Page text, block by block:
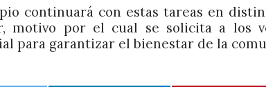
continuará con estas tareas en
motivo por el cual se solicita a los
para garantizar el bienestar de la